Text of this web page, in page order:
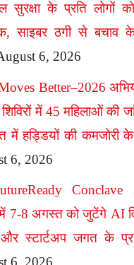
सुरक्षा के प्रति लोगों
साइबर ठगी से बचाव
6, 2026
Better–2026
में 45 महिलाओं की
में हड्डियों की कमजोरी
6, 2026
Conclave
7-8 अगस्त को जुटेंगे AI
और स्टार्टअप जगत के
6, 2026